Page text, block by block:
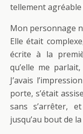
tellement agréable
Mon personnage
Elle était
écrite à la
qu’elle me
J’avais
porte, s’était
sans s’arrêter,
jusqu’au bout de